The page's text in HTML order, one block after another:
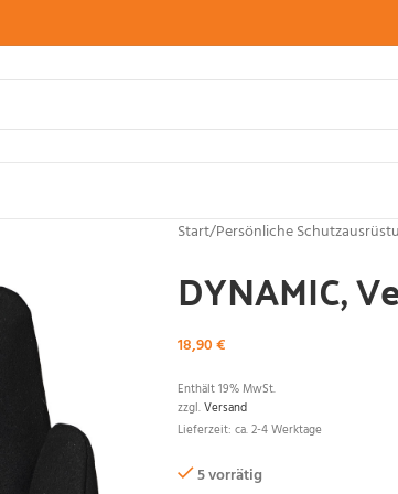
Start/Persönliche
DYNAMIC,
18,90€
Enthält 19% MwSt.
zzgl.Versand
Lieferzeit: ca. 2-4 Werktage
5 vorrätig